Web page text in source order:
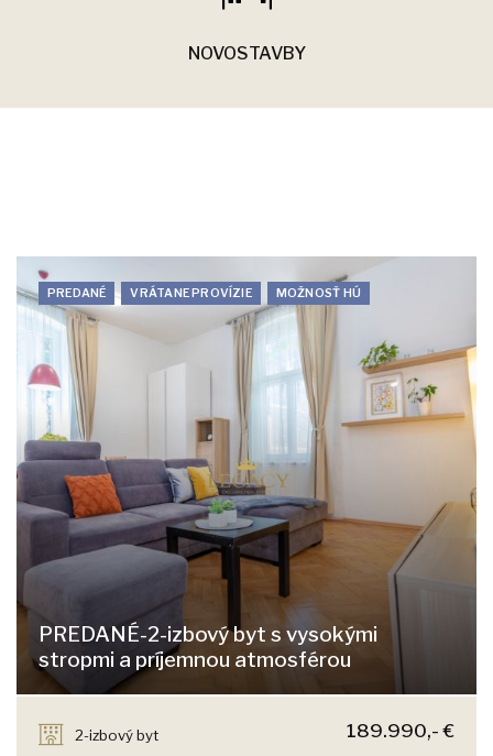
NOVOSTAVBY
PREDANÉ VRÁTANE PROVÍZIE MOŽNOSŤ HÚ
PREDANÉ-2-izbový byt s vysokými
stropmi a príjemnou atmosférou
2-izbový byt
189.990,- €